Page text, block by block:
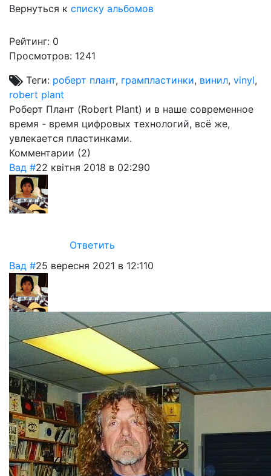
Вернуться к списку альбомов
Рейтинг: 0
Просмотров: 1241
Теги: роберт плант, грампластинки, винил, vinyl,
robert plant
Роберт Плант (Robert Plant) и в наше современное
время - время цифровых технологий, всё же,
увлекается пластинками.
Комментарии (2)
Вад #22 квітня 2018 в 02:290
Ответить
Вад #25 вересня 2021 в 12:110